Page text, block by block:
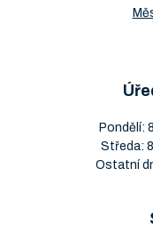
Pondělí:
Středa:
Ostatní